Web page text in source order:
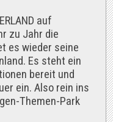
auf
zu Jahr die
es wieder seine
Es steht ein
bereit und
ein. Also rein ins
Themen-Park